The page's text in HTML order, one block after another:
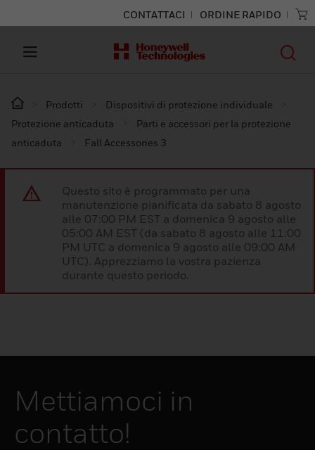
CONTATTACI ORDINE RAPIDO
Prodotti
Dispositivi di protezione individuale
Protezione anticaduta
Parti e accessori per la protezione
anticaduta
Fall Accessories 3
Questo sito è programmato per una
manutenzione pianificata da sabato 8 agosto
alle 07:00 PM EST a domenica 9 agosto alle
05:00 AM EST (da sabato 8 agosto alle 11:00
PM UTC a domenica 9 agosto alle 09:00 AM
UTC). Apprezziamo la vostra pazienza
durante questo periodo.
Mettiamoci in
contatto!